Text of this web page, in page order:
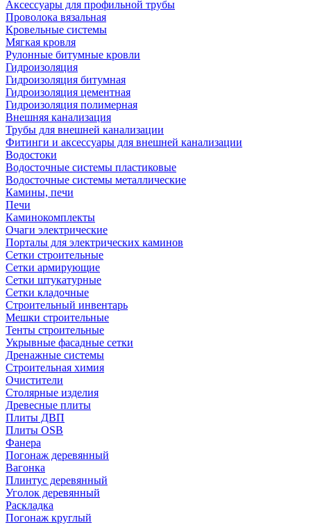
Аксессуары для профильной трубы
Проволока вязальная
Кровельные системы
Мягкая кровля
Рулонные битумные кровли
Гидроизоляция
Гидроизоляция битумная
Гидроизоляция цементная
Гидроизоляция полимерная
Внешняя канализация
Трубы для внешней канализации
Фитинги и аксессуары для внешней канализации
Водостоки
Водосточные системы пластиковые
Водосточные системы металлические
Камины, печи
Печи
Каминокомплекты
Очаги электрические
Порталы для электрических каминов
Сетки строительные
Сетки армирующие
Сетки штукатурные
Сетки кладочные
Строительный инвентарь
Мешки строительные
Тенты строительные
Укрывные фасадные сетки
Дренажные системы
Строительная химия
Очистители
Столярные изделия
Древесные плиты
Плиты ДВП
Плиты OSB
Фанера
Погонаж деревянный
Вагонка
Плинтус деревянный
Уголок деревянный
Раскладка
Погонаж круглый